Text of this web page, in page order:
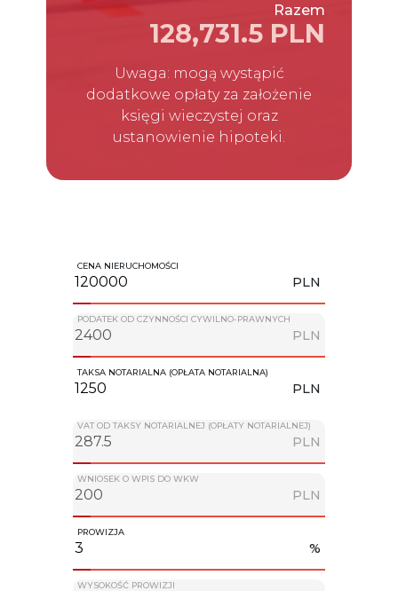
Razem
128,731.5 PLN
Uwaga: mogą wystąpić
dodatkowe opłaty za założenie
księgi wieczystej oraz
ustanowienie hipoteki.
CENA NIERUCHOMOŚCI
PLN
PODATEK OD CZYNNOŚCI CYWILNO-PRAWNYCH
PLN
TAKSA NOTARIALNA (OPŁATA NOTARIALNA)
PLN
VAT OD TAKSY NOTARIALNEJ (OPŁATY NOTARIALNEJ)
PLN
WNIOSEK O WPIS DO WKW
PLN
PROWIZJA
%
WYSOKOŚĆ PROWIZJI